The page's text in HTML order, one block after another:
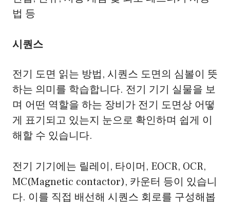
법 등
시퀀스
전기 도면 읽는 방법, 시퀀스 도면의 심볼이 뜻
하는 의미를 학습합니다. 전기 기기 실물을 보
며 어떤 역할을 하는 장비가 전기 도면상 어떻
게 표기되고 있는지 눈으로 확인하며 쉽게 이
해할 수 있습니다.
전기 기기에는 릴레이, 타이머, EOCR, OCR,
MC(Magnetic contactor), 카운터 등이 있습니
다. 이를 직접 배선해 시퀀스 회로를 구성해봅